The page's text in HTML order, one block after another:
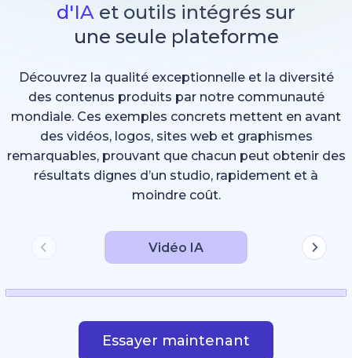
d'IA et outils intégrés sur
une seule plateforme
Découvrez la qualité exceptionnelle et la diversité
des contenus produits par notre communauté
mondiale. Ces exemples concrets mettent en avant
des vidéos, logos, sites web et graphismes
remarquables, prouvant que chacun peut obtenir des
résultats dignes d’un studio, rapidement et à
moindre coût.
Vidéo IA
Essayer maintenant